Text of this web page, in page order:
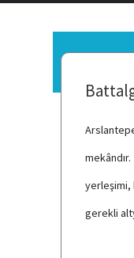
yerleşimi,
gerekli